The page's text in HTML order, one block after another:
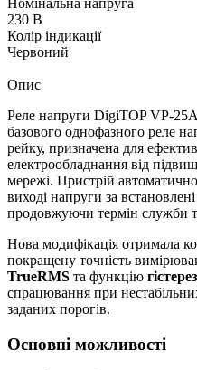
230 В
Колір індикації
Червоний
Опис
Реле напруги DigiTOP VP-
базового однофазного реле
рейку, призначена для
електрообладнання від
мережі. Пристрій
виході напруги за
продовжуючи термін служби
Нова модифікація отримала
покращену точність
TrueRMS та функцію
спрацювання при
заданих порогів.
Основні можливості